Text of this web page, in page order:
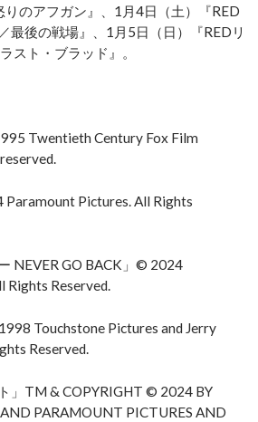
のアフガン』、1月4日（土）『RED
最後の戦場』、1月5日（日）『REDリ
スト・ブラッド』。
Twentieth Century Fox Film
Paramount Pictures. All Rights
NEVER GO BACK」© 2024
Rights Reserved.
Touchstone Pictures and Jerry
Reserved.
」TM & COPYRIGHT © 2024 BY
PARAMOUNT PICTURES AND